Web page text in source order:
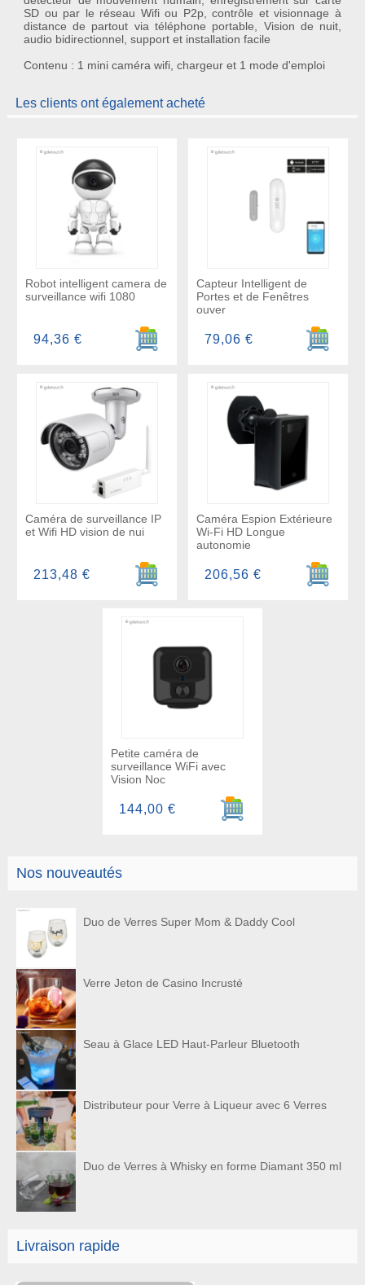
Nos nouveautés
Duo de Verres Super Mom & Daddy Cool
Verre Jeton de Casino Incrusté
Seau à Glace LED Haut-Parleur Bluetooth
Distributeur pour Verre à Liqueur avec 6 Verres
Duo de Verres à Whisky en forme Diamant 350 ml
Livraison rapide
SD ou par le réseau Wifi ou P2p, contrôle et visionnage à
distance de partout via téléphone portable, Vision de nuit,
audio bidirectionnel, support et installation facile
Contenu : 1 mini caméra wifi, chargeur et 1 mode d'emploi
Les clients ont également acheté
Robot intelligent camera de
surveillance wifi 1080
Ajouter au panier
94,36 €
Capteur Intelligent de
Portes et de Fenêtres
ouver
Ajouter
79,06 €
Caméra de surveillance IP
et Wifi HD vision de nui
Ajouter au panier
213,48 €
Caméra Espion Extérieure
Wi-Fi HD Longue
autonomie
Ajouter
206,56 €
Petite caméra de
surveillance WiFi avec
Vision Noc
Ajouter au panier
144,00 €